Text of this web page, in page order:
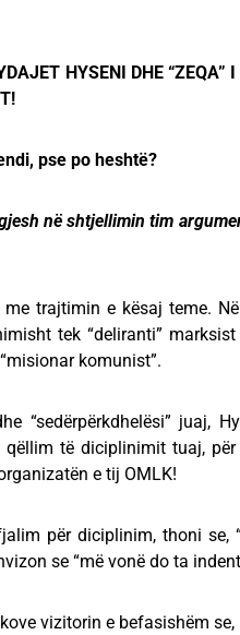
HYSENI DHE
pse po heshtë?
në shtjellimin tim
trajtimin e kësaj teme.
tek “deliranti”
komunist”.
“sedërpërkdhelësi”
qëllim të diciplinimit tuaj,
e tij OMLK!
për diciplinim, thoni
se “më vonë do ta
vizitorin e befasishëm